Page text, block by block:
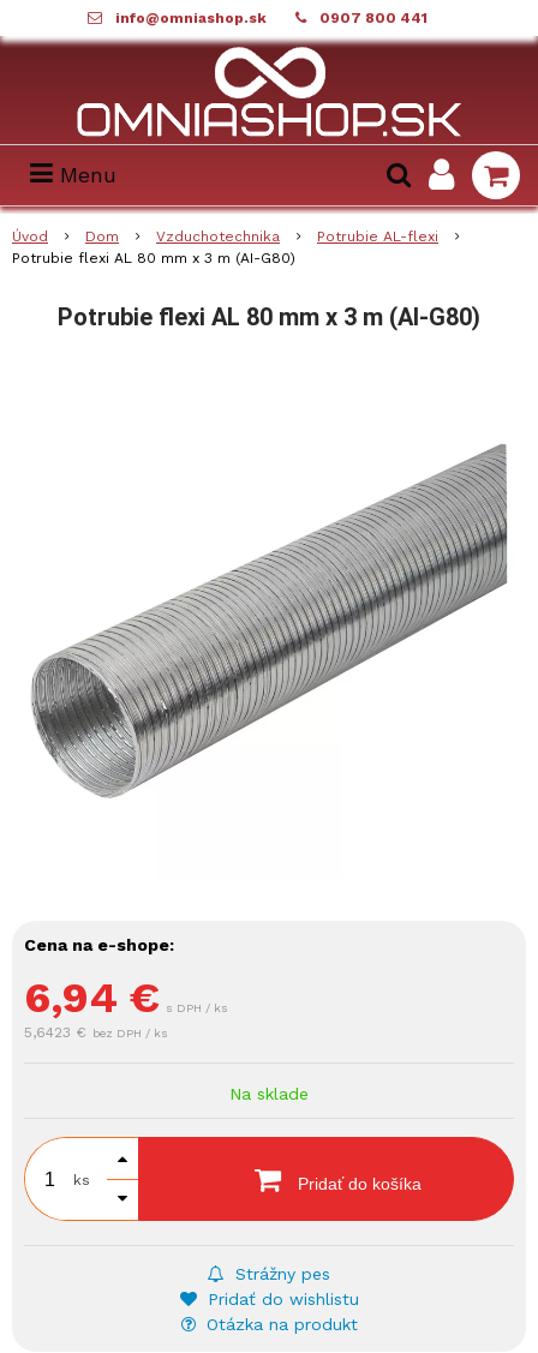
info@omniashop.sk 0907 800 441
Menu
Úvod Dom Vzduchotechnika
Potrubie AL-flexi
Potrubie flexi AL 80 mm x 3 m (AI-G80)
Potrubie flexi AL 80 mm x 3 m (AI-G80)
Cena na e-shope:
6,94 € s DPH / ks
5,6423 € bez DPH / ks
Na sklade
ks Pridať do košíka
Strážny pes
Pridať do wishlistu
Otázka na produkt